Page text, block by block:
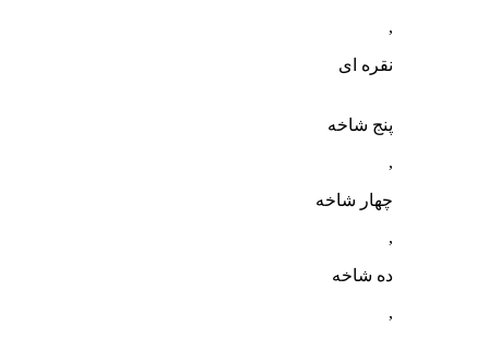
,
نقره ای
پنج شاخه
,
چهار شاخه
,
ده شاخه
,